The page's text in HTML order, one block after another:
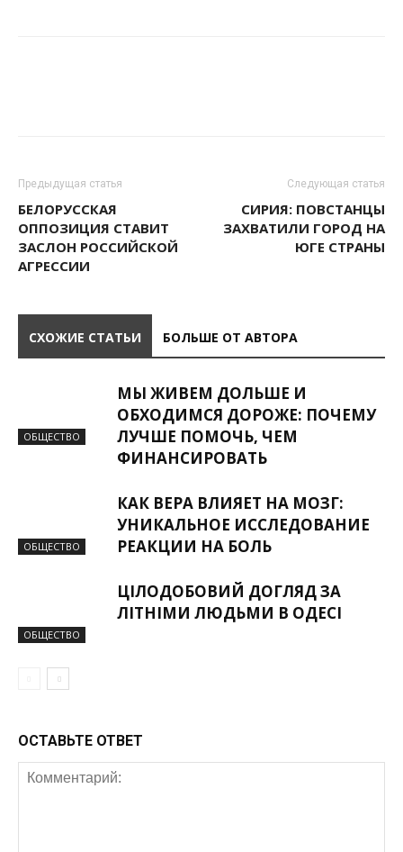
Предыдущая статья
БЕЛОРУССКАЯ
ОППОЗИЦИЯ СТАВИТ
ЗАСЛОН РОССИЙСКОЙ
АГРЕССИИ
Следующая статья
СИРИЯ: ПОВСТАНЦЫ
ЗАХВАТИЛИ ГОРОД НА
ЮГЕ СТРАНЫ
СХОЖИЕ СТАТЬИ БОЛЬШЕ ОТ АВТОРА
ОБЩЕСТВО
МЫ ЖИВЕМ ДОЛЬШЕ И
ОБХОДИМСЯ ДОРОЖЕ: ПОЧЕМУ
ЛУЧШЕ ПОМОЧЬ, ЧЕМ
ФИНАНСИРОВАТЬ
ОБЩЕСТВО
КАК ВЕРА ВЛИЯЕТ НА МОЗГ:
УНИКАЛЬНОЕ ИССЛЕДОВАНИЕ
РЕАКЦИИ НА БОЛЬ
ОБЩЕСТВО
ЦІЛОДОБОВИЙ ДОГЛЯД ЗА
ЛІТНІМИ ЛЮДЬМИ В ОДЕСІ
ОСТАВЬТЕ ОТВЕТ